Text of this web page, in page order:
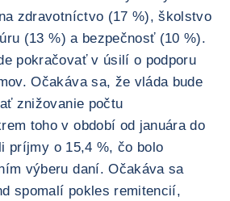
zdravotníctvo (17 %), školstvo
(13 %) a bezpečnosť (10 %).
pokračovať v úsilí o podporu
Očakáva sa, že vláda bude
znižovanie počtu
toho v období od januára do
príjmy o 15,4 %, čo bolo
výberu daní. Očakáva sa
spomalí pokles remitencií,